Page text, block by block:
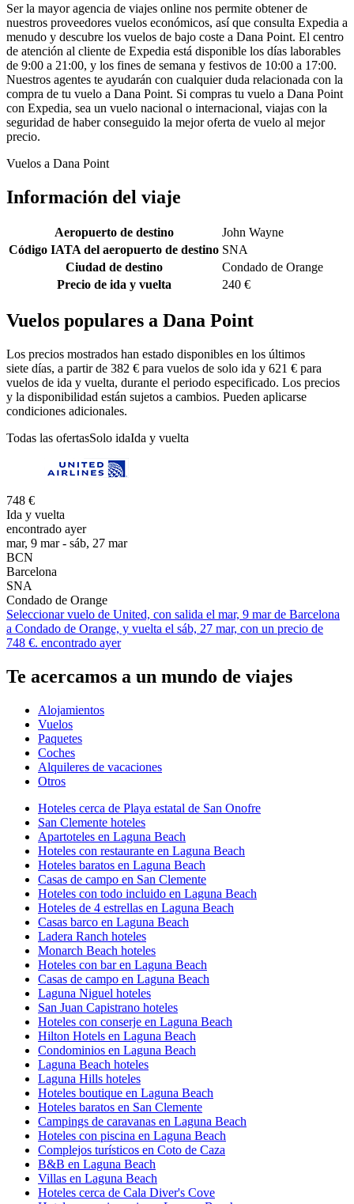
Ser la mayor agencia de viajes online nos permite obtener de
nuestros proveedores vuelos económicos, así que consulta Expedia a
menudo y descubre los vuelos de bajo coste a Dana Point. El centro
de atención al cliente de Expedia está disponible los días laborables
de 9:00 a 21:00, y los fines de semana y festivos de 10:00 a 17:00.
Nuestros agentes te ayudarán con cualquier duda relacionada con la
compra de tu vuelo a Dana Point. Si compras tu vuelo a Dana Point
con Expedia, sea un vuelo nacional o internacional, viajas con la
seguridad de haber conseguido la mejor oferta de vuelo al mejor
precio.
Vuelos a Dana Point
Información del viaje
Aeropuerto de destino
John Wayne
Código IATA del aeropuerto de destino SNA
Ciudad de destino
Condado de Orange
Precio de ida y vuelta
240 €
Vuelos populares a Dana Point
Los precios mostrados han estado disponibles en los últimos
siete días, a partir de 382 € para vuelos de solo ida y 621 € para
vuelos de ida y vuelta, durante el periodo especificado. Los precios
y la disponibilidad están sujetos a cambios. Pueden aplicarse
condiciones adicionales.
Todas las ofertasSolo idaIda y vuelta
748 €
Ida y vuelta
encontrado ayer
mar, 9 mar - sáb, 27 mar
BCN
Barcelona
SNA
Condado de Orange
Seleccionar vuelo de United, con salida el mar, 9 mar de Barcelona
a Condado de Orange, y vuelta el sáb, 27 mar, con un precio de
748 €. encontrado ayer
Te acercamos a un mundo de viajes
Alojamientos
Vuelos
Paquetes
Coches
Alquileres de vacaciones
Otros
Hoteles cerca de Playa estatal de San Onofre
San Clemente hoteles
Apartoteles en Laguna Beach
Hoteles con restaurante en Laguna Beach
Hoteles baratos en Laguna Beach
Casas de campo en San Clemente
Hoteles con todo incluido en Laguna Beach
Hoteles de 4 estrellas en Laguna Beach
Casas barco en Laguna Beach
Ladera Ranch hoteles
Monarch Beach hoteles
Hoteles con bar en Laguna Beach
Casas de campo en Laguna Beach
Laguna Niguel hoteles
San Juan Capistrano hoteles
Hoteles con conserje en Laguna Beach
Hilton Hotels en Laguna Beach
Condominios en Laguna Beach
Laguna Beach hoteles
Laguna Hills hoteles
Hoteles boutique en Laguna Beach
Hoteles baratos en San Clemente
Campings de caravanas en Laguna Beach
Hoteles con piscina en Laguna Beach
Complejos turísticos en Coto de Caza
B&B en Laguna Beach
Villas en Laguna Beach
Hoteles cerca de Cala Diver's Cove